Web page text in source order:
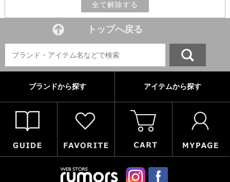
全て解除する
トップへ戻る
ブランドから探す アイテムから探す